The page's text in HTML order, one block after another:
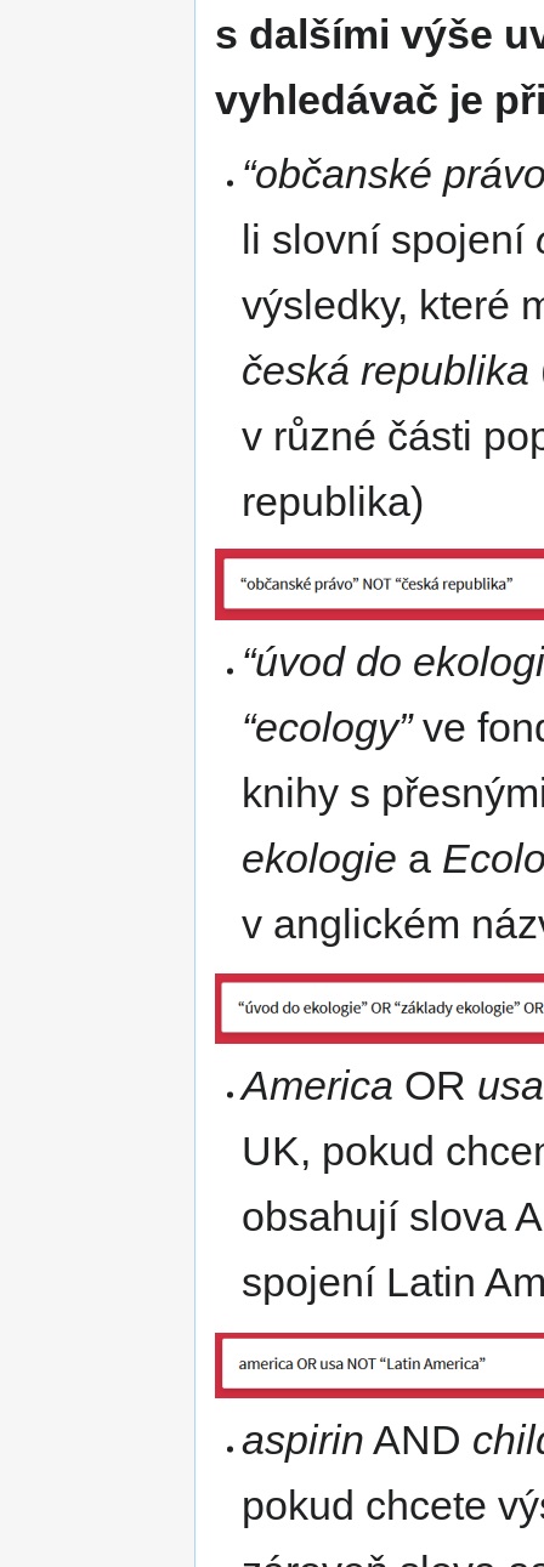
s dalšími výše
vyhledávač je
“občanské
li slovní spojení
výsledky, které
česká republika
v různé části
republika)
“úvod do
“ecology”ve
knihy s
ekologie a
v anglickém
America OR usa
UK, pokud
obsahují slova
spojení Latin
aspirin AND
pokud chcete